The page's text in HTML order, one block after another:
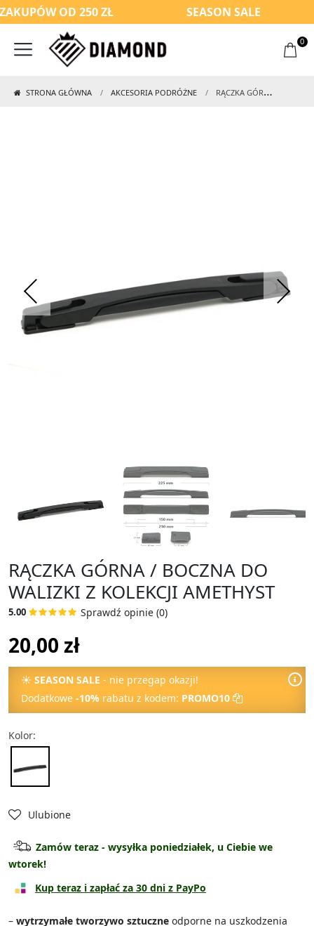
OD 250 ZŁ SEASON SALE
0
STRONA GŁÓWNA AKCESORIA PODRÓŻNE RĄCZKA GÓRNA / BOCZNA DO WALIZKI Z KOLEKCJI AMETHYST
RĄCZKA GÓRNA / BOCZNA DO
WALIZKI Z KOLEKCJI AMETHYST
5.00 Sprawdź opinie (0)
20,00 zł
☀ SEASON SALE - nie przegap okazji!
Dodatkowe -10% rabatu z kodem: PROMO10
Kolor:
Ulubione
Zamów teraz - wysyłka poniedziałek, u Ciebie we
wtorek!
Kup teraz i zapłać za 30 dni z PayPo
– wytrzymałe tworzywo sztuczne odporne na uszkodzenia